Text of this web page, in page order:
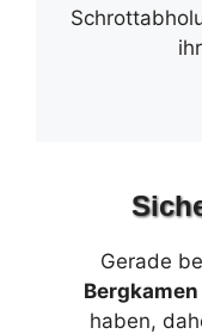
Gerade
Bergkamen
haben,